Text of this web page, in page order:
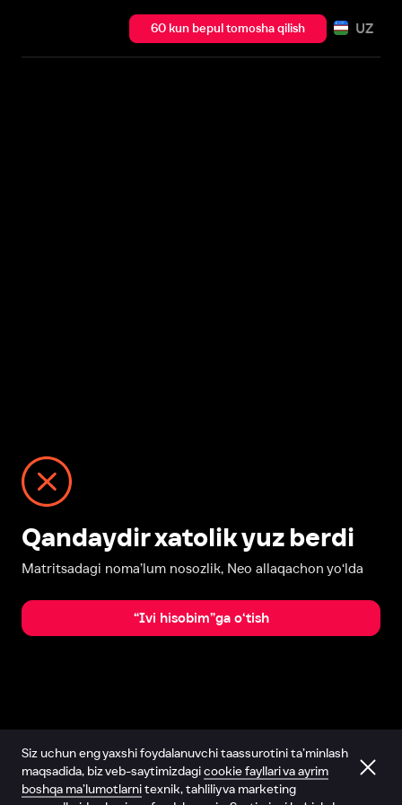
60 kun bepul tomosha qilish UZ
Qandaydir xatolik yuz berdi
Matritsadagi noma’lum nosozlik, Neo allaqachon yo‘lda
“Ivi hisobim”ga o‘tish
Siz uchun eng yaxshi foydalanuvchi taassurotini ta’minlash
maqsadida, biz veb-saytimizdagicookie fayllari va ayrim
boshqa ma’lumotlarnitexnik, tahliliy va marketing